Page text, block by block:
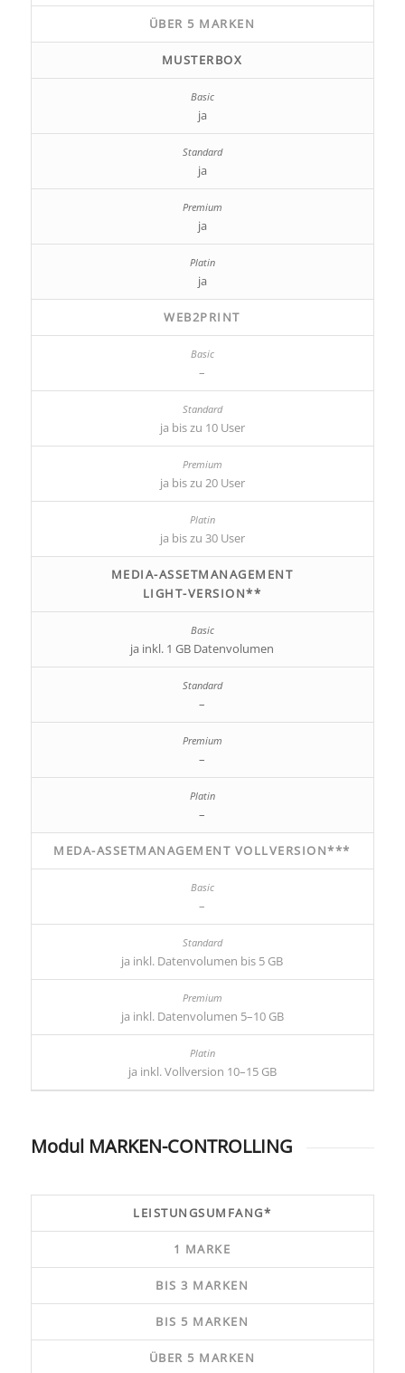
ÜBER 5 MARKEN
MUSTERBOX
ja
ja
ja
ja
WEB2PRINT
–
ja bis zu 10 User
ja bis zu 20 User
ja bis zu 30 User
MEDIA-ASSETMANAGEMENT
LIGHT-VERSION**
ja inkl. 1 GB Datenvolumen
–
–
–
MEDA-ASSETMANAGEMENT VOLLVERSION***
–
ja inkl. Datenvolumen bis 5 GB
ja inkl. Datenvolumen 5–10 GB
ja inkl. Vollversion 10–15 GB
Modul MARKEN-CONTROLLING
LEISTUNGSUMFANG*
1 MARKE
BIS 3 MARKEN
BIS 5 MARKEN
ÜBER 5 MARKEN